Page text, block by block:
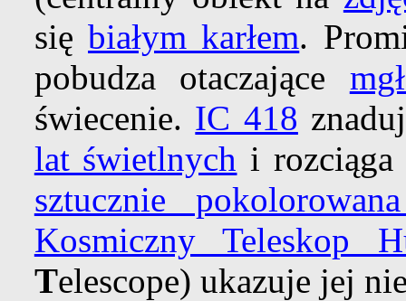
siębiałym karłem.
pobudza otaczające
świecenie. IC 418
lat świetlnych i
sztucznie
Kosmiczny Teleskop
Telescope) ukazuje jej